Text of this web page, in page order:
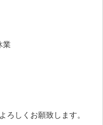
業
ろしくお願致します。